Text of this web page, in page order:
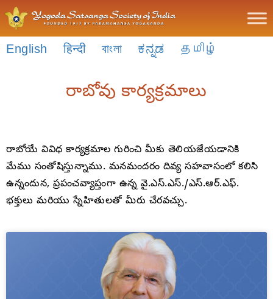
English हिन्दी বাংলা ಕನ್ನಡ தமிழ்
రాబోవు కార్యక్రమాలు
రాబోయే వివిధ కార్యక్రమాల గురించి మీకు తెలియజేయడానికి
మేము సంతోషిస్తున్నాము. మనమందరం దివ్య సహవాసంలో కలిసి
ఉన్నందున, ప్రపంచవ్యాప్తంగా ఉన్న వై.ఎస్.ఎస్./ఎస్.ఆర్.ఎఫ్.
భక్తులు మరియు స్నేహితులతో మీరు చేరవచ్చు.